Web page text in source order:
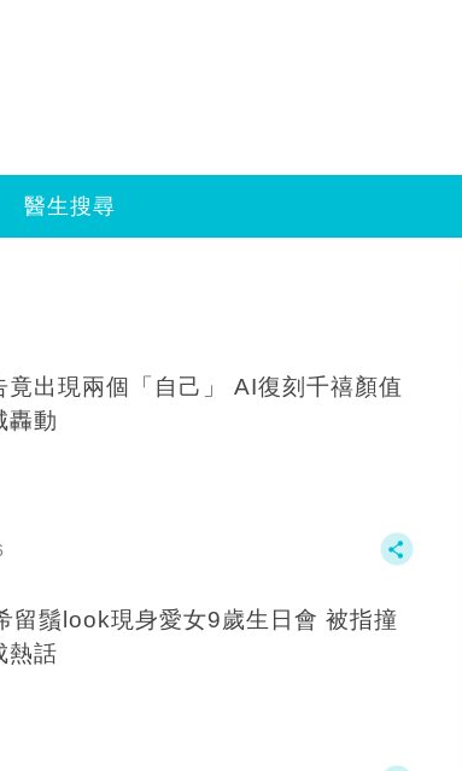
醫生搜尋
竟出現兩個「自己」 AI復刻千禧顏值
轟動
留鬚look現身愛女9歲生日會 被指撞
熱話